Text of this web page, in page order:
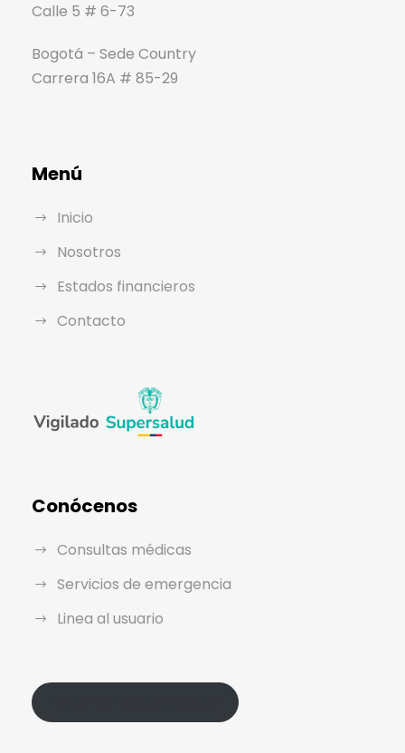
Calle 5 # 6-73
Bogotá – Sede Country
Carrera 16A # 85-29
Menú
Inicio
Nosotros
Estados financieros
Contacto
Conócenos
Consultas médicas
Servicios de emergencia
Linea al usuario